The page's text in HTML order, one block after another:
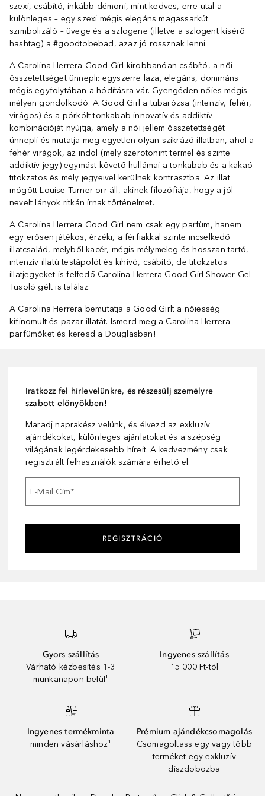
szexi, csábító, inkább démoni, mint kedves, erre utal a
különleges – egy szexi mégis elegáns magassarkút
szimbolizáló – üvege és a szlogene (illetve a szlogent kísérő
hashtag) a #goodtobebad, azaz jó rossznak lenni.
A Carolina Herrera Good Girl kirobbanóan csábító, a női
összetettséget ünnepli: egyszerre laza, elegáns, domináns
mégis egyfolytában a hódításra vár. Gyengéden nőies mégis
mélyen gondolkodó. A Good Girl a tubarózsa (intenzív, fehér,
virágos) és a pörkölt tonkabab innovatív és addiktív
kombinációját nyújtja, amely a női jellem összetettségét
ünnepli és mutatja meg egyetlen olyan szikrázó illatban, ahol a
fehér virágok, az indol (mely szerotonint termel és szinte
addiktív jegy) egymást követő hullámai a tonkabab és a kakaó
titokzatos és mély jegyeivel kerülnek kontrasztba. Az illat
mögött Louise Turner orr áll, akinek filozófiája, hogy a jól
nevelt lányok ritkán írnak történelmet.
A Carolina Herrera Good Girl nem csak egy parfüm, hanem
egy erősen játékos, érzéki, a férfiakkal szinte incselkedő
illatcsalád, melyből kacér, mégis mélymeleg és hosszan tartó,
intenzív illatú testápolót és kihívó, csábító, de titokzatos
illatjegyeket is felfedő Carolina Herrera Good Girl Shower Gel
Tusoló gélt is találsz.
A Carolina Herrera bemutatja a Good Girlt a nőiesség
kifinomult és pazar illatát. Ismerd meg a Carolina Herrera
parfümöket és keresd a Douglasban!
Iratkozz fel hírlevelünkre, és részesülj személyre
szabott előnyökben!
Maradj naprakész velünk, és élvezd az exkluzív
ajándékokat, különleges ajánlatokat és a szépség
világának legérdekesebb híreit. A kedvezmény csak
regisztrált felhasználók számára érhető el.
E-Mail Cím*
REGISZTRÁCIÓ
Gyors szállítás
Várható kézbesítés 1-3
munkanapon belül¹
Ingyenes szállítás
15 000 Ft-tól
Ingyenes termékminta
minden vásárláshoz¹
Prémium ajándékcsomagolás
Csomagoltass egy vagy több
terméket egy exkluzív
díszdobozba